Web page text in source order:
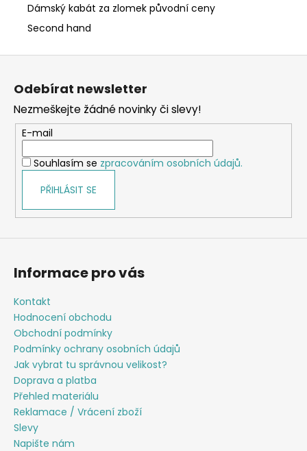
Dámský kabát za zlomek původní ceny
Second hand
Z
Odebírat newsletter
Nezmeškejte žádné novinky či slevy!
E-mail
Souhlasím se zpracováním osobních údajů.
PŘIHLÁSIT SE
Informace pro vás
Kontakt
Hodnocení obchodu
Obchodní podmínky
Podmínky ochrany osobních údajů
Jak vybrat tu správnou velikost?
Doprava a platba
Přehled materiálu
Reklamace / Vrácení zboží
Slevy
Napište nám